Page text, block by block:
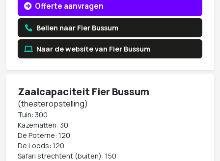
Offerte aanvragen
Bellen naar Fier Bussum
Naar de website van Fier Bussum
Zaalcapaciteit Fier Bussum
(theateropstelling)
Tuin: 300
Kazematten: 30
De Poterne: 120
De Loods: 120
Safari strechtent (buiten): 150